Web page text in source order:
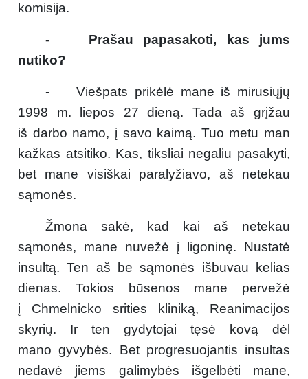
komisija.
- Prašau papasakoti, kas jums
nutiko?
- Viešpats prikėlė mane iš mirusiųjų
1998 m. liepos 27 dieną. Tada aš grįžau
iš darbo namo, į savo kaimą. Tuo metu man
kažkas atsitiko. Kas, tiksliai negaliu pasakyti,
bet mane visiškai paralyžiavo, aš netekau
sąmonės.
Žmona sakė, kad kai aš netekau
sąmonės, mane nuvežė į ligoninę. Nustatė
insultą. Ten aš be sąmonės išbuvau kelias
dienas. Tokios būsenos mane pervežė
į Chmelnicko srities kliniką, Reanimacijos
skyrių. Ir ten gydytojai tęsė kovą dėl
mano gyvybės. Bet progresuojantis insultas
nedavė jiems galimybės išgelbėti mane,